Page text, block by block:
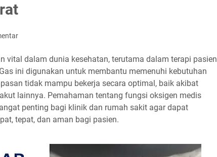
vital dalam dunia kesehatan, terutama dalam terapi pasien
ini digunakan untuk membantu memenuhi kebutuhan
tidak mampu bekerja secara optimal, baik akibat
lainnya. Pemahaman tentang fungsi oksigen medis
penting bagi klinik dan rumah sakit agar dapat
tepat, dan aman bagi pasien.